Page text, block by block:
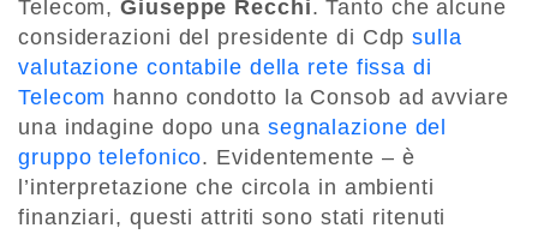
Telecom,Giuseppe Recchi. Tanto che alcune
considerazioni del presidente di Cdpsulla
valutazione contabile della rete fissa di
Telecom hanno condotto la Consob ad avviare
una indagine dopo una segnalazione del
gruppo telefonico. Evidentemente – è
l’interpretazione che circola in ambienti
finanziari, questi attriti sono stati ritenuti